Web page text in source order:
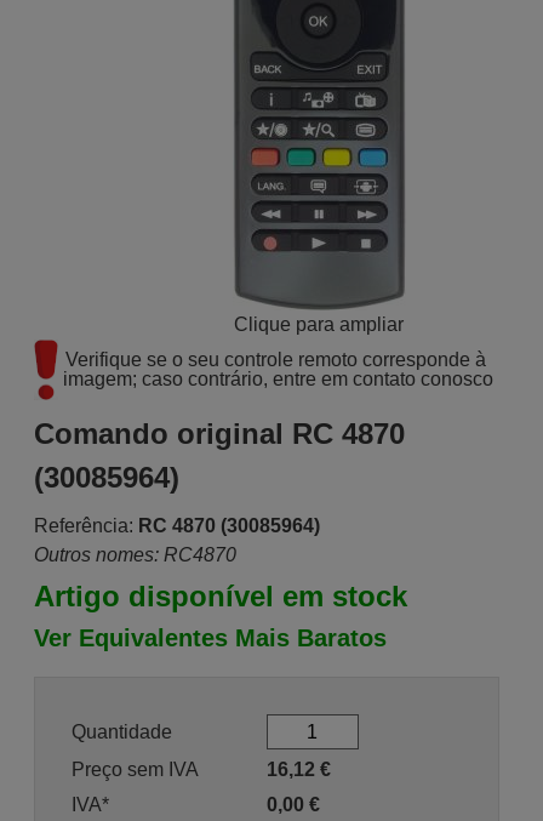
Clique para ampliar
Verifique se o seu controle remoto corresponde à
imagem; caso contrário, entre em contato conosco
Comando original RC 4870
(30085964)
Referência: RC 4870 (30085964)
Outros nomes: RC4870
Artigo disponível em stock
Ver Equivalentes Mais Baratos
Quantidade
Preço sem IVA
16,12 €
IVA*
0,00 €